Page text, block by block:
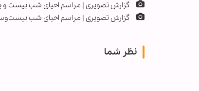
گزارش تصویری | مراسم احیای شب بیست و
گزارش تصویری | مراسم احیای شب
نظر شما